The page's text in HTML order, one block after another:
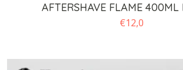
AFTERSHAVE FLAME 400ML
€12,0